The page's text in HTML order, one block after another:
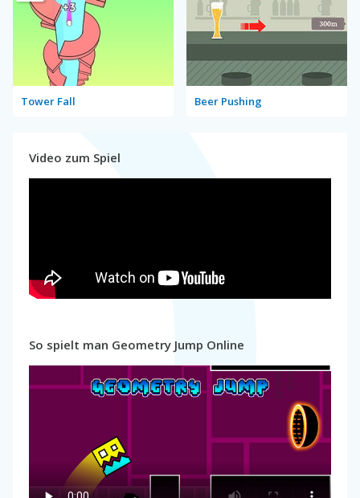
Tower Fall Beer Pushing
Video zum Spiel
So spielt man Geometry Jump Online